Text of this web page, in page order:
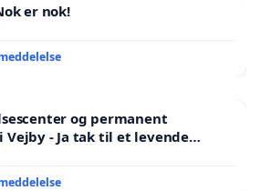
er nok!
og permanent
- Ja tak til et levende